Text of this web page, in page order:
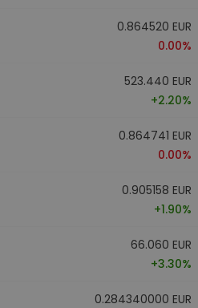
0.864520 EUR
0.00%
523.440 EUR
+2.20%
0.864741 EUR
0.00%
0.905158 EUR
+1.90%
66.060 EUR
+3.30%
0.284340000 EUR